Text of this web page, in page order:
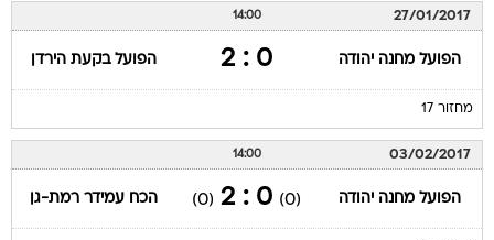
27/01/2017
14:00
הפועל מחנה יהודה 0 : 2 הפועל בקעת הירדן
מחזור 17
03/02/2017
14:00
הפועל מחנה יהודה (0)
0 : 2
(0) הכח עמידר רמת-גן